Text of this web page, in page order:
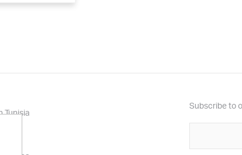
Tunisia
Subscribe to